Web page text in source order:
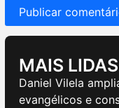
MAIS LIDAS
Daniel Vilela
evangélicos e